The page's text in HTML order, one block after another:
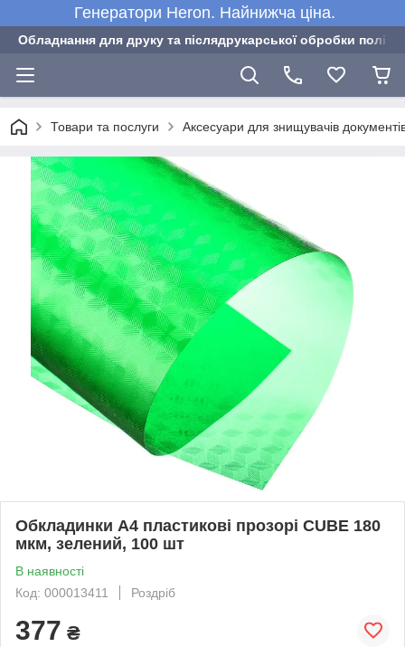
Генератори Heron. Найнижча ціна.
Обладнання для друку та післядрукарської обробки
Товари та послуги Аксесуари для знищувачів
Обкладинки А4 пластикові прозорі CUBE 180
мкм, зелений, 100 шт
В наявності
Код: 000013411
Роздріб
377 ₴